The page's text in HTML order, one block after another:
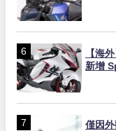
【海
新增
僅因